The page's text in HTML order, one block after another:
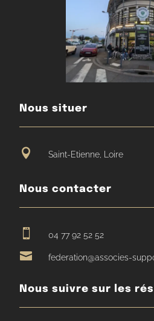
Nous situer
 Saint-Etienne, Loire
Nous contacter
 04 77 92 52 52
 federation@associes-
Nous suivre sur les